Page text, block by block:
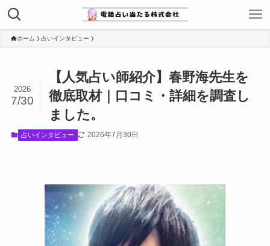
ホーム 占いインタビュー
【人気占い師紹介】春野海先生を
徹底取材｜口コミ・詳細を調査し
ました。
2026
7/30
占いインタビュー 2026年7月30日